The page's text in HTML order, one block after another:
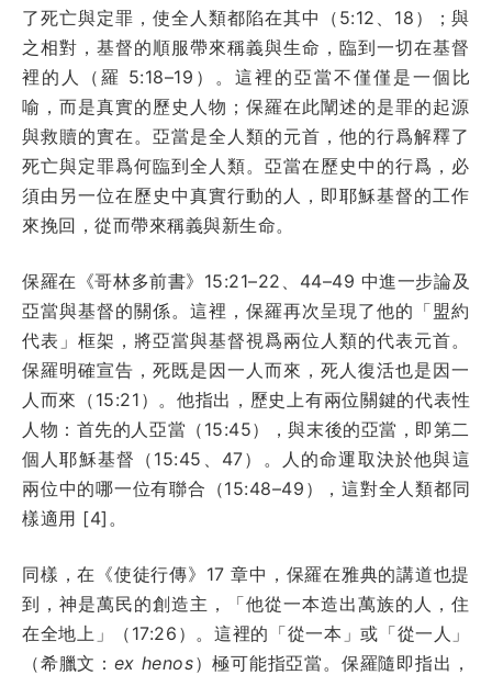
了死亡與定罪，使全人類都陷在其中（5:12、18）；與
之相對，基督的順服帶來稱義與生命，臨到一切在基督
裡的人（羅 5:18–19）。這裡的亞當不僅僅是一個比
喻，而是真實的歷史人物；保羅在此闡述的是罪的起源
與救贖的實在。亞當是全人類的元首，他的行爲解釋了
死亡與定罪爲何臨到全人類。亞當在歷史中的行爲，必
須由另一位在歷史中真實行動的人，即耶穌基督的工作
來挽回，從而帶來稱義與新生命。
保羅在《哥林多前書》15:21–22、44–49 中進一步論及
亞當與基督的關係。這裡，保羅再次呈現了他的「盟約
代表」框架，將亞當與基督視爲兩位人類的代表元首。
保羅明確宣告，死既是因一人而來，死人復活也是因一
人而來（15:21）。他指出，歷史上有兩位關鍵的代表性
人物：首先的人亞當（15:45），與末後的亞當，即第二
個人耶穌基督（15:45、47）。人的命運取決於他與這
兩位中的哪一位有聯合（15:48–49），這對全人類都同
樣適用 [4]。
同樣，在《使徒行傳》17 章中，保羅在雅典的講道也提
到，神是萬民的創造主，「他從一本造出萬族的人，住
在全地上」（17:26）。這裡的「從一本」或「從一人」
（希臘文： ex henos）極可能指亞當。保羅隨即指出，